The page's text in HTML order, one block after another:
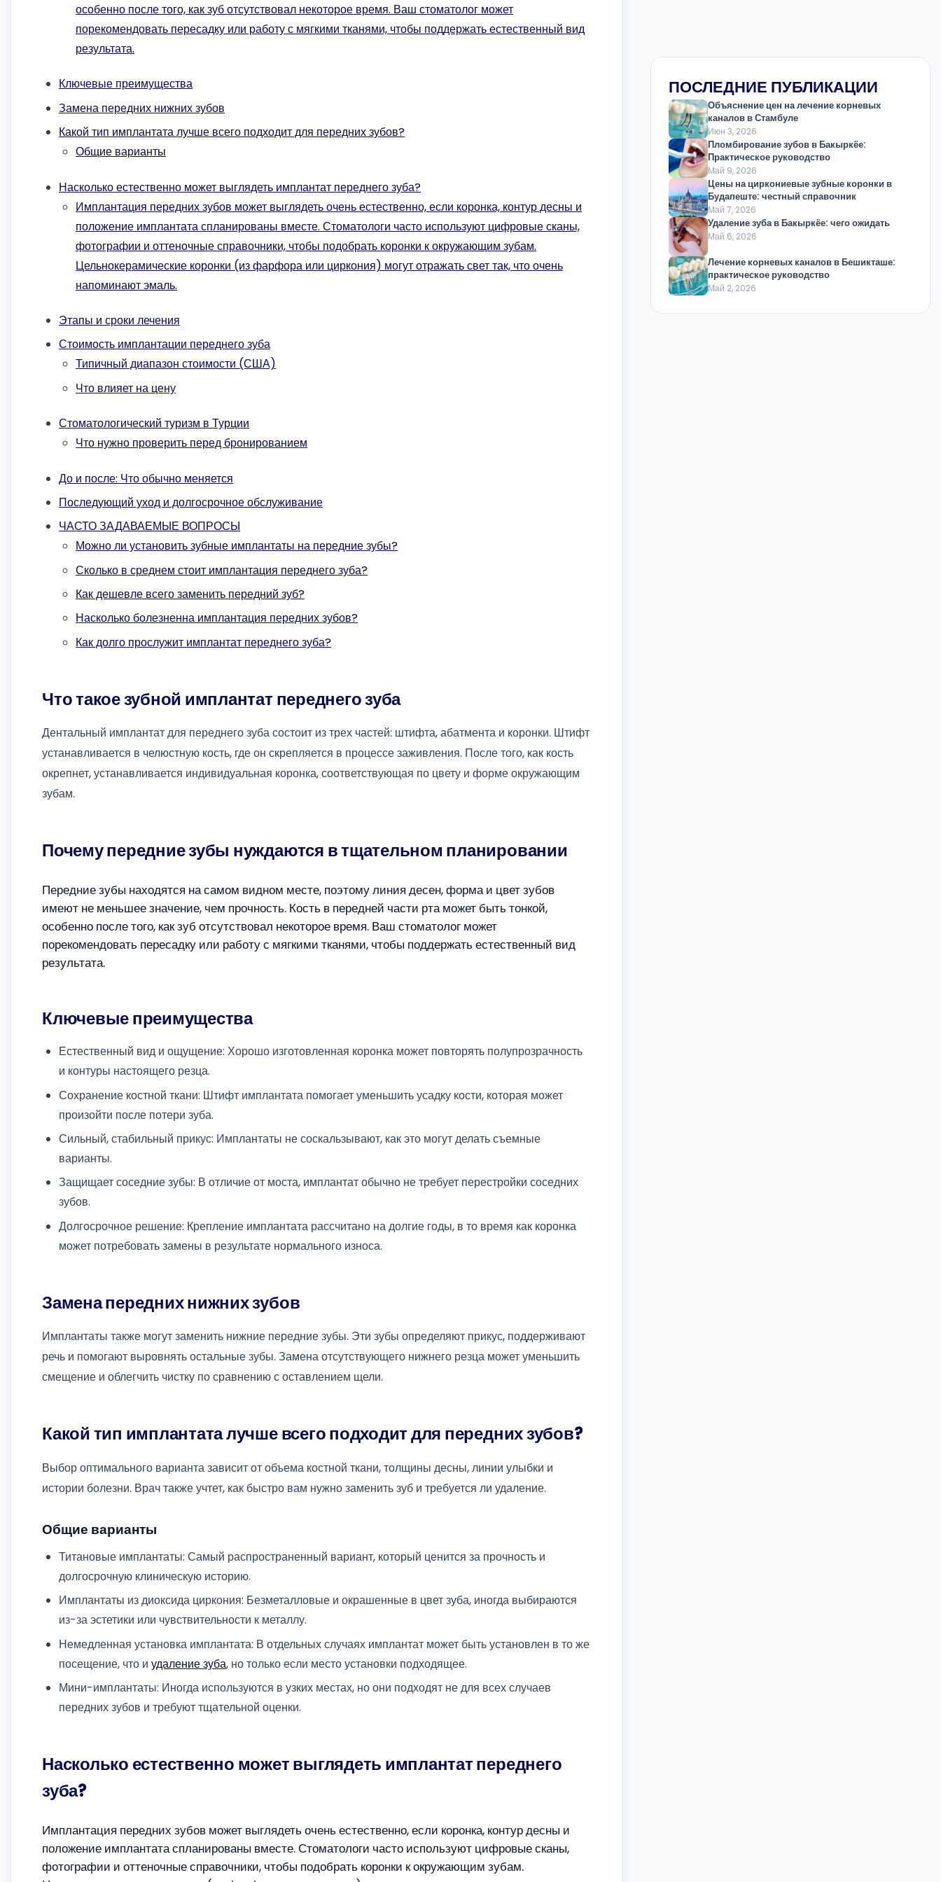
особенно после того, как зуб отсутствовал некоторое время. Ваш стоматолог может
порекомендовать пересадку или работу с мягкими тканями, чтобы поддержать естественный вид
результата.
Ключевые преимущества
Замена передних нижних зубов
Какой тип имплантата лучше всего подходит для передних зубов?
Общие варианты
Насколько естественно может выглядеть имплантат переднего зуба?
Имплантация передних зубов может выглядеть очень естественно, если коронка, контур десны и
положение имплантата спланированы вместе. Стоматологи часто используют цифровые сканы,
фотографии и оттеночные справочники, чтобы подобрать коронки к окружающим зубам.
Цельнокерамические коронки (из фарфора или циркония) могут отражать свет так, что очень
напоминают эмаль.
Этапы и сроки лечения
Стоимость имплантации переднего зуба
Типичный диапазон стоимости (США)
Что влияет на цену
Стоматологический туризм в Турции
Что нужно проверить перед бронированием
До и после: Что обычно меняется
Последующий уход и долгосрочное обслуживание
ЧАСТО ЗАДАВАЕМЫЕ ВОПРОСЫ
Можно ли установить зубные имплантаты на передние зубы?
Сколько в среднем стоит имплантация переднего зуба?
Как дешевле всего заменить передний зуб?
Насколько болезненна имплантация передних зубов?
Как долго прослужит имплантат переднего зуба?
Что такое зубной имплантат переднего зуба
Дентальный имплантат для переднего зуба состоит из трех частей: штифта, абатмента и коронки. Штифт
устанавливается в челюстную кость, где он скрепляется в процессе заживления. После того, как кость
окрепнет, устанавливается индивидуальная коронка, соответствующая по цвету и форме окружающим
зубам.
Почему передние зубы нуждаются в тщательном планировании
Передние зубы находятся на самом видном месте, поэтому линия десен, форма и цвет зубов
имеют не меньшее значение, чем прочность. Кость в передней части рта может быть тонкой,
особенно после того, как зуб отсутствовал некоторое время. Ваш стоматолог может
порекомендовать пересадку или работу с мягкими тканями, чтобы поддержать естественный вид
результата.
Ключевые преимущества
Естественный вид и ощущение: Хорошо изготовленная коронка может повторять полупрозрачность
и контуры настоящего резца.
Сохранение костной ткани: Штифт имплантата помогает уменьшить усадку кости, которая может
произойти после потери зуба.
Сильный, стабильный прикус: Имплантаты не соскальзывают, как это могут делать съемные
варианты.
Защищает соседние зубы: В отличие от моста, имплантат обычно не требует перестройки соседних
зубов.
Долгосрочное решение: Крепление имплантата рассчитано на долгие годы, в то время как коронка
может потребовать замены в результате нормального износа.
Замена передних нижних зубов
Имплантаты также могут заменить нижние передние зубы. Эти зубы определяют прикус, поддерживают
речь и помогают выровнять остальные зубы. Замена отсутствующего нижнего резца может уменьшить
смещение и облегчить чистку по сравнению с оставлением щели.
Какой тип имплантата лучше всего подходит для передних зубов?
Выбор оптимального варианта зависит от объема костной ткани, толщины десны, линии улыбки и
истории болезни. Врач также учтет, как быстро вам нужно заменить зуб и требуется ли удаление.
Общие варианты
Титановые имплантаты: Самый распространенный вариант, который ценится за прочность и
долгосрочную клиническую историю.
Имплантаты из диоксида циркония: Безметалловые и окрашенные в цвет зуба, иногда выбираются
из-за эстетики или чувствительности к металлу.
Немедленная установка имплантата: В отдельных случаях имплантат может быть установлен в то же
посещение, что и удаление зуба, но только если место установки подходящее.
Мини-имплантаты: Иногда используются в узких местах, но они подходят не для всех случаев
передних зубов и требуют тщательной оценки.
Насколько естественно может выглядеть имплантат переднего
зуба?
Имплантация передних зубов может выглядеть очень естественно, если коронка, контур десны и
положение имплантата спланированы вместе. Стоматологи часто используют цифровые сканы,
фотографии и оттеночные справочники, чтобы подобрать коронки к окружающим зубам.
ПОСЛЕДНИЕ ПУБЛИКАЦИИ
Объяснение цен на лечение корневых
каналов в Стамбуле
Июн 3, 2026
Пломбирование зубов в Бакыркёе:
Практическое руководство
Май 9, 2026
Цены на циркониевые зубные коронки в
Будапеште: честный справочник
Май 7, 2026
Удаление зуба в Бакыркёе: чего ожидать
Май 6, 2026
Лечение корневых каналов в Бешикташе:
практическое руководство
Май 2, 2026